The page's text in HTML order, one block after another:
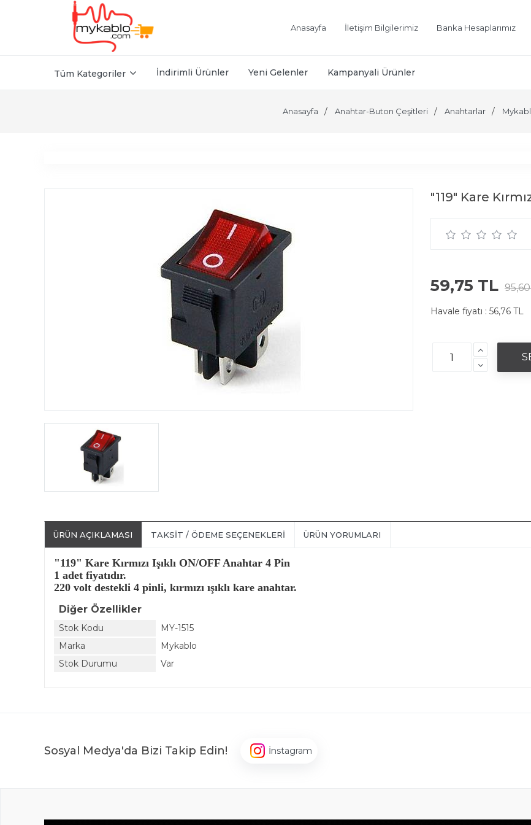
Anasayfa İletişim Bilgilerimiz Banka Hesaplarımız
Tüm Kategoriler İndirimli Ürünler Yeni Gelenler Kampanyali Ürünler
Anasayfa Anahtar-Buton Çeşitleri Anahtarlar
"119" Kare
59,75 TL
Havale fiyatı : 56,76 TL
ÜRÜN AÇIKLAMASI TAKSIT / ÖDEME SEÇENEKLERI ÜRÜN YORUMLARI
"119" Kare Kırmızı Işıklı ON/OFF Anahtar 4 Pin
1 adet fiyatıdır.
220 volt destekli 4 pinli, kırmızı ışıklı kare anahtar.
Diğer Özellikler
Stok Kodu
MY-1515
Marka
Mykablo
Stok Durumu
Var
Sosyal Medya'da Bizi Takip Edin! İnstagram